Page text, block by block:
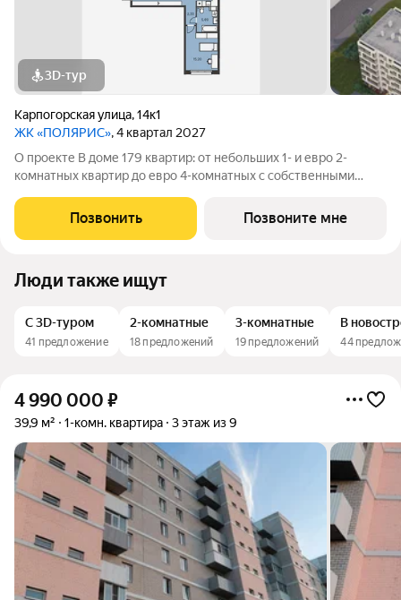
3D-тур
Карпогорская улица,14к1
ЖК «ПОЛЯРИС», 4 квартал 2027
О проекте В доме 179 квартир: от небольших 1- и евро 2-
комнатных квартир до евро 4-комнатных с собственными
единую зеленую среду. Детская площадка Видеонаблюдение
Спортивная площадка
Позвонить Позвоните мне
Люди также ищут
С 3D-туром
41 предложение
2-комнатные
18 предложений
3-комнатные
19 предложений
В
44
4 990 000 ₽
39,9 м² 1-комн. квартира 3 этаж из 9